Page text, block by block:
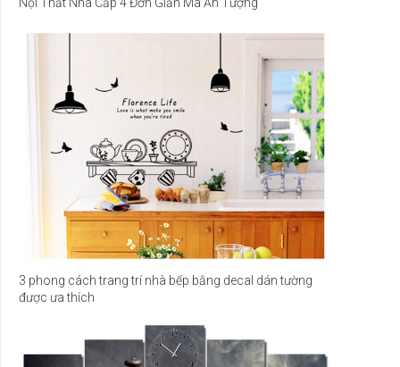
Nội Thất Nhà Cấp 4 Đơn Giản Mà Ấn Tượng
3 phong cách trang trí nhà bếp bằng decal dán tường
được ưa thích